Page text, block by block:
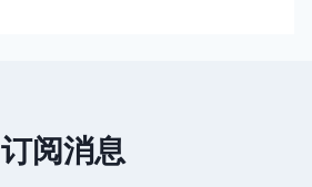
订阅消息